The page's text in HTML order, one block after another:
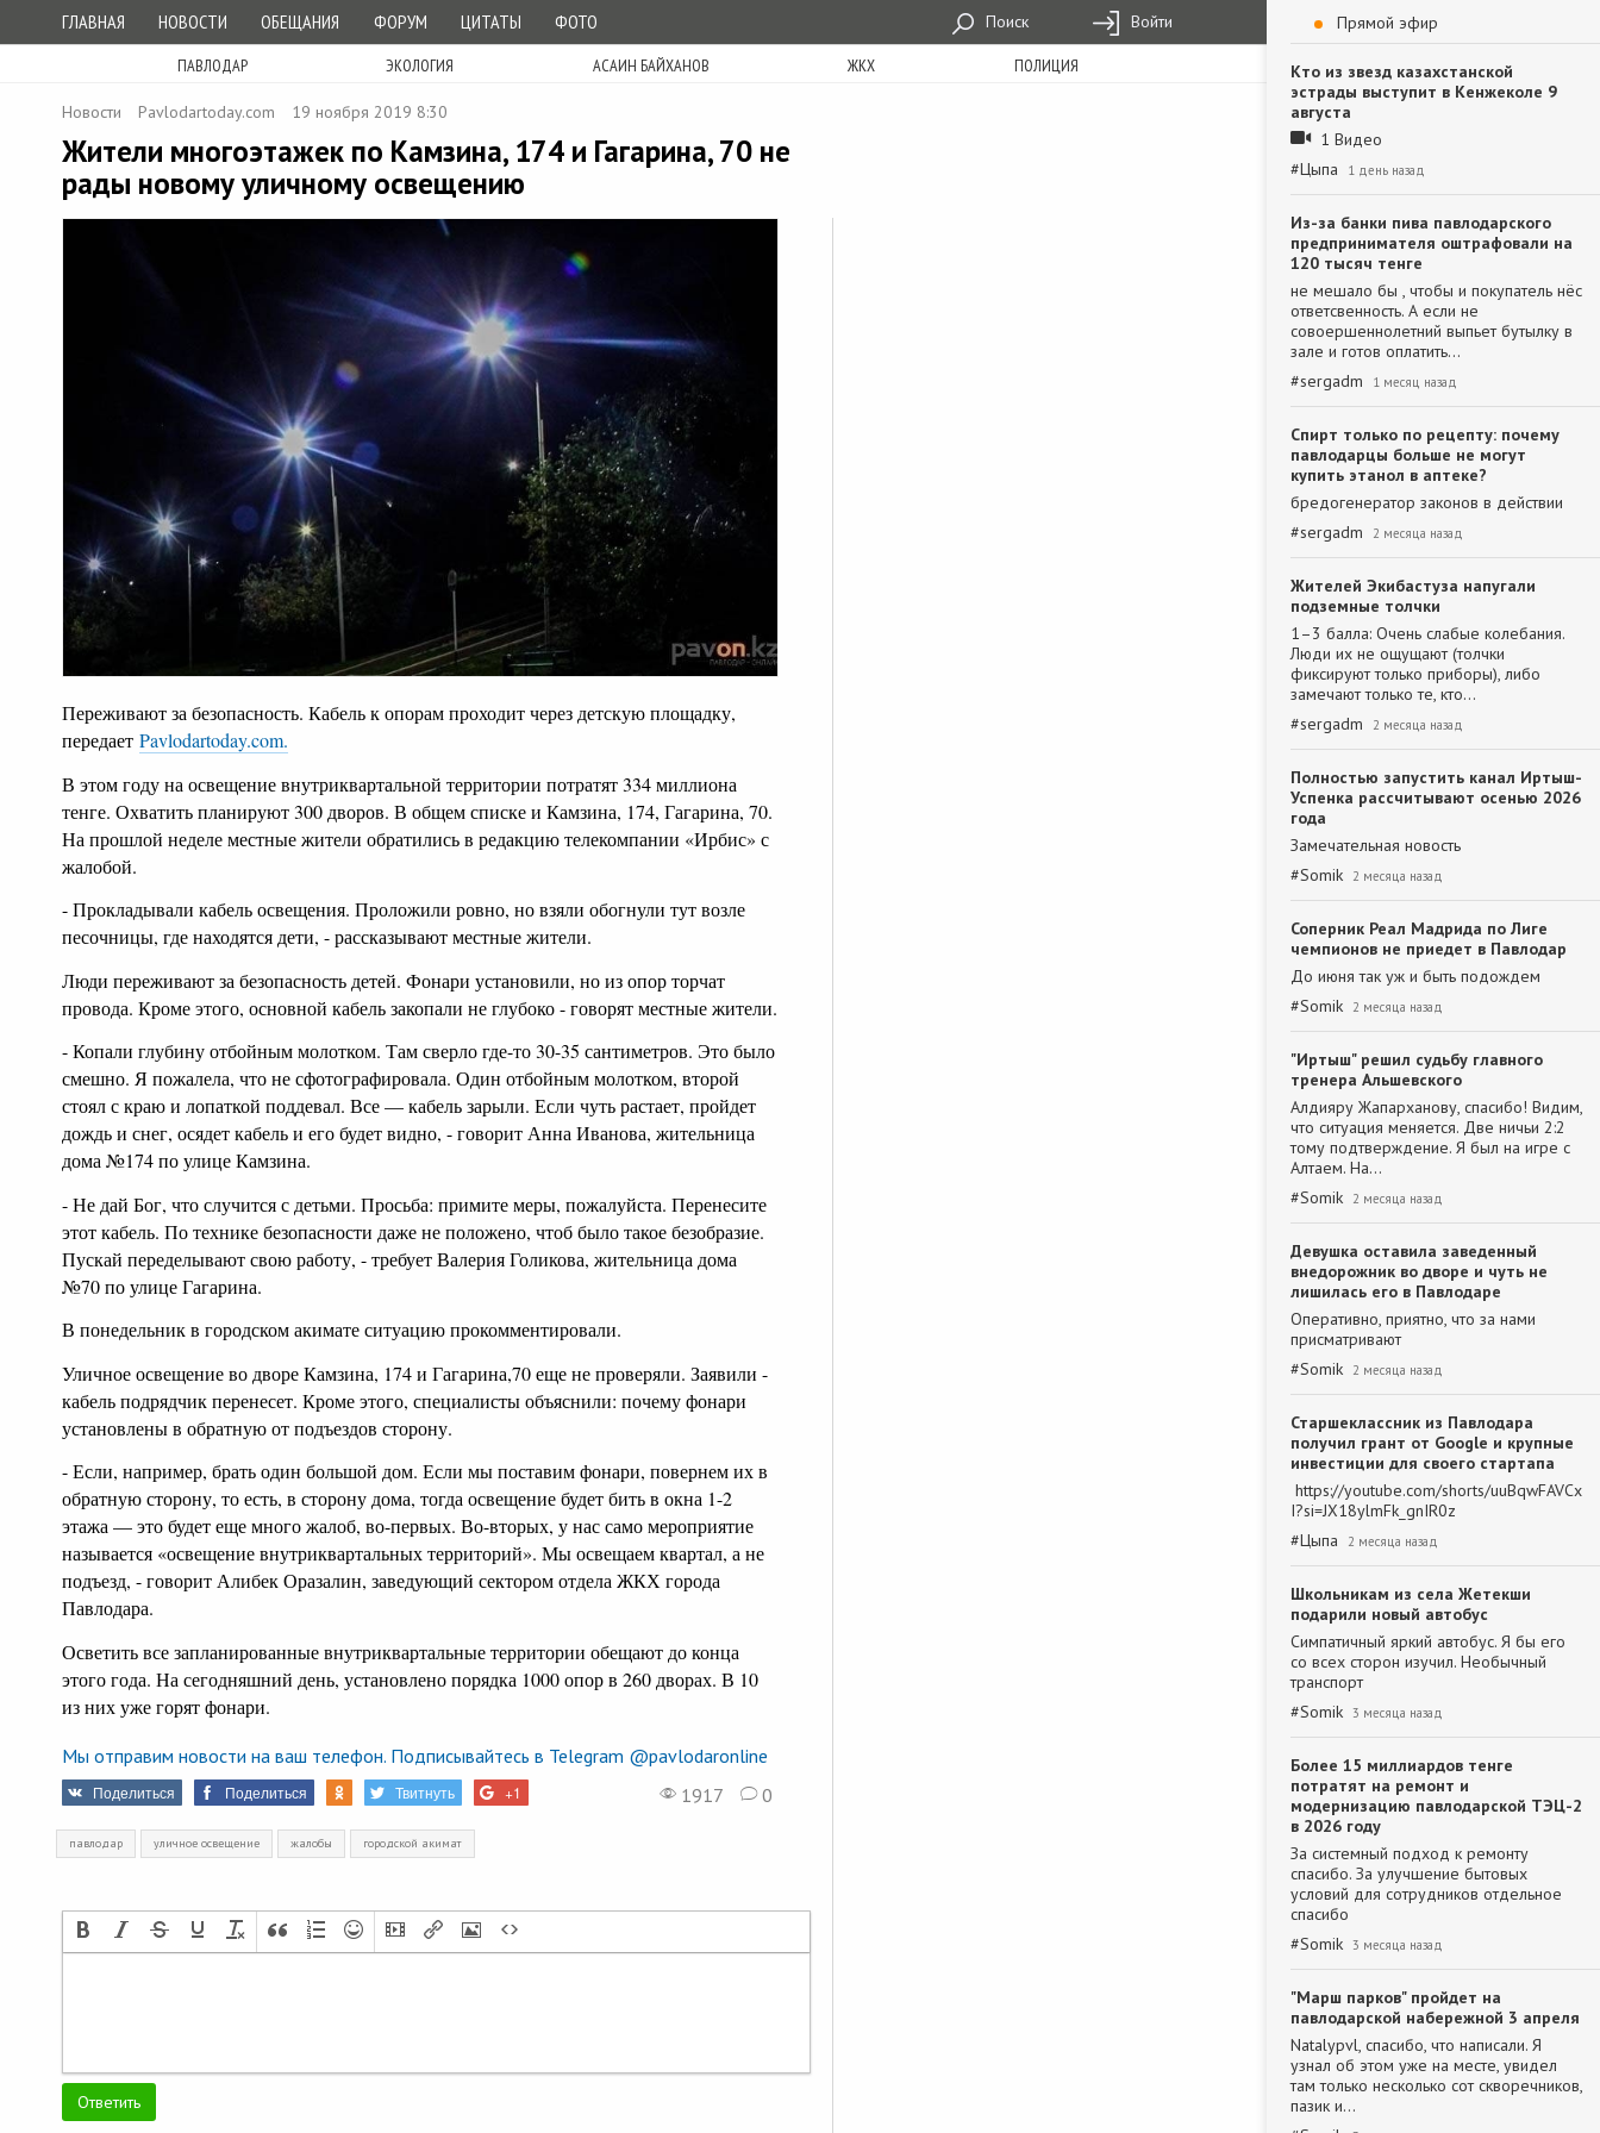
ГЛАВНАЯ НОВОСТИ ОБЕЩАНИЯ ФОРУМ ЦИТАТЫ ФОТО Поиск Войти
ПАВЛОДАР ЭКОЛОГИЯ АСАИН БАЙХАНОВ ЖКХ ПОЛИЦИЯ
Новости Рavlodartoday.com 19 ноября 2019 8:30
Жители многоэтажек по Камзина, 174 и Гагарина, 70 не
рады новому уличному освещению
Переживают за безопасность. Кабель к опорам проходит через детскую площадку,
передает Pavlodartoday.com.
В этом году на освещение внутриквартальной территории потратят 334 миллиона
тенге. Охватить планируют 300 дворов. В общем списке и Камзина, 174, Гагарина, 70.
На прошлой неделе местные жители обратились в редакцию телекомпании «Ирбис» с
жалобой.
- Прокладывали кабель освещения. Проложили ровно, но взяли обогнули тут возле
песочницы, где находятся дети, - рассказывают местные жители.
Люди переживают за безопасность детей. Фонари установили, но из опор торчат
провода. Кроме этого, основной кабель закопали не глубоко - говорят местные жители.
- Копали глубину отбойным молотком. Там сверло где-то 30-35 сантиметров. Это было
смешно. Я пожалела, что не сфотографировала. Один отбойным молотком, второй
стоял с краю и лопаткой поддевал. Все — кабель зарыли. Если чуть растает, пройдет
дождь и снег, осядет кабель и его будет видно, - говорит Анна Иванова, жительница
дома №174 по улице Камзина.
- Не дай Бог, что случится с детьми. Просьба: примите меры, пожалуйста. Перенесите
этот кабель. По технике безопасности даже не положено, чтоб было такое безобразие.
Пускай переделывают свою работу, - требует Валерия Голикова, жительница дома
№70 по улице Гагарина.
В понедельник в городском акимате ситуацию прокомментировали.
Уличное освещение во дворе Камзина, 174 и Гагарина,70 еще не проверяли. Заявили -
кабель подрядчик перенесет. Кроме этого, специалисты объяснили: почему фонари
установлены в обратную от подъездов сторону.
- Если, например, брать один большой дом. Если мы поставим фонари, повернем их в
обратную сторону, то есть, в сторону дома, тогда освещение будет бить в окна 1-2
этажа — это будет еще много жалоб, во-первых. Во-вторых, у нас само мероприятие
называется «освещение внутриквартальных территорий». Мы освещаем квартал, а не
подъезд, - говорит Алибек Оразалин, заведующий сектором отдела ЖКХ города
Павлодара.
Осветить все запланированные внутриквартальные территории обещают до конца
этого года. На сегодняшний день, установлено порядка 1000 опор в 260 дворах. В 10
из них уже горят фонари.
Мы отправим новости на ваш телефон. Подписывайтесь в Telegram @pavlodaronline
Поделиться Поделиться Твитнуть +1 1917 0
павлодар уличное освещение жалобы городской акимат
Прямой эфир
Кто из звезд казахстанской
эстрады выступит в Кенжеколе 9
августа
1 Видео
#Цыпа 1 день назад
Из-за банки пива павлодарского
предпринимателя оштрафовали на
120 тысяч тенге
не мешало бы , чтобы и покупатель нёс
ответсвенность. А если не
совоершеннолетний выпьет бутылку в
зале и готов оплатить…
#sergadm 1 месяц назад
Спирт только по рецепту: почему
павлодарцы больше не могут
купить этанол в аптеке?
бредогенератор законов в действии
#sergadm 2 месяца назад
Жителей Экибастуза напугали
подземные толчки
1–3 балла: Очень слабые колебания.
Люди их не ощущают (толчки
фиксируют только приборы), либо
замечают только те, кто…
#sergadm 2 месяца назад
Полностью запустить канал Иртыш-
Успенка рассчитывают осенью 2026
года
Замечательная новость
#Somik 2 месяца назад
Соперник Реал Мадрида по Лиге
чемпионов не приедет в Павлодар
До июня так уж и быть подождем
#Somik 2 месяца назад
"Иртыш" решил судьбу главного
тренера Альшевского
Алдияру Жапарханову, спасибо! Видим,
что ситуация меняется. Две ничьи 2:2
тому подтверждение. Я был на игре с
Алтаем. На…
#Somik 2 месяца назад
Девушка оставила заведенный
внедорожник во дворе и чуть не
лишилась его в Павлодаре
Оперативно, приятно, что за нами
присматривают
#Somik 2 месяца назад
Старшеклассник из Павлодара
получил грант от Google и крупные
инвестиции для своего стартапа
https://youtube.com/shorts/uuBqwFAVCx
I?si=JX18ylmFk_gnIR0z
#Цыпа 2 месяца назад
Школьникам из села Жетекши
подарили новый автобус
Симпатичный яркий автобус. Я бы его
со всех сторон изучил. Необычный
транспорт
#Somik 3 месяца назад
Более 15 миллиардов тенге
потратят на ремонт и
модернизацию павлодарской ТЭЦ-2
в 2026 году
За системный подход к ремонту
спасибо. За улучшение бытовых
условий для сотрудников отдельное
спасибо
#Somik 3 месяца назад
"Марш парков" пройдет на
павлодарской набережной 3 апреля
Natalypvl, спасибо, что написали. Я
узнал об этом уже на месте, увидел
там только несколько сот скворечников,
пазик и…